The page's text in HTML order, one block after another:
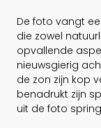
De foto vangt
die zowel
opvallende
nieuwsgierig
de zon zijn kop
benadrukt zijn
uit de foto